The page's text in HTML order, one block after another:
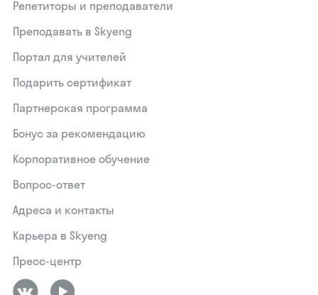
Репетиторы и преподаватели
Преподавать в Skyeng
Портал для учителей
Подарить сертификат
Партнерская программа
Бонус за рекомендацию
Корпоративное обучение
Вопрос-ответ
Адреса и контакты
Карьера в Skyeng
Пресс-центр